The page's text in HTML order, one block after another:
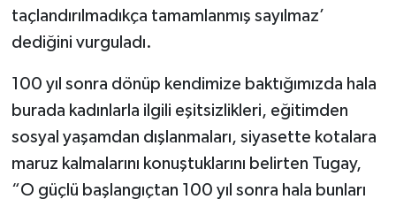
taçlandırılmadıkça tamamlanmış sayılmaz’
dediğini vurguladı.
100 yıl sonra dönüp kendimize baktığımızda hala
burada kadınlarla ilgili eşitsizlikleri, eğitimden
sosyal yaşamdan dışlanmaları, siyasette kotalara
maruz kalmalarını konuştuklarını belirten Tugay,
“O güçlü başlangıçtan 100 yıl sonra hala bunları